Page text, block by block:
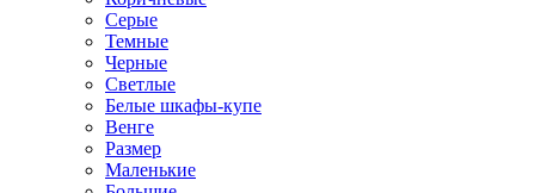
Серые
Темные
Черные
Светлые
Белые шкафы-купе
Венге
Размер
Маленькие